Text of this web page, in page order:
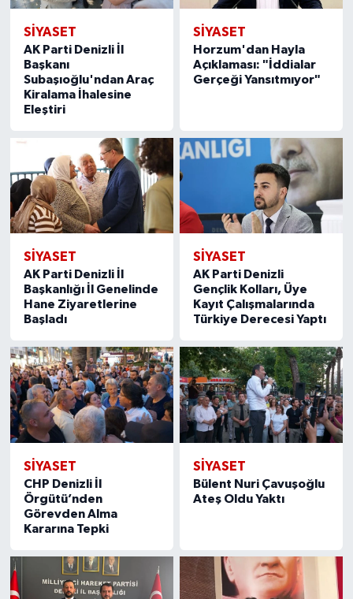
SİYASET
AK Parti Denizli İl
Başkanı
Subaşıoğlu'ndan Araç
Kiralama İhalesine
Eleştiri
SİYASET
Horzum'dan Hayla
Açıklaması: "İddialar
Gerçeği Yansıtmıyor"
SİYASET
AK Parti Denizli İl
Başkanlığı İl Genelinde
Hane Ziyaretlerine
Başladı
SİYASET
AK Parti Denizli
Gençlik Kolları, Üye
Kayıt Çalışmalarında
Türkiye Derecesi Yaptı
SİYASET
CHP Denizli İl
Örgütü’nden
Görevden Alma
Kararına Tepki
SİYASET
Bülent Nuri Çavuşoğlu
Ateş Oldu Yaktı